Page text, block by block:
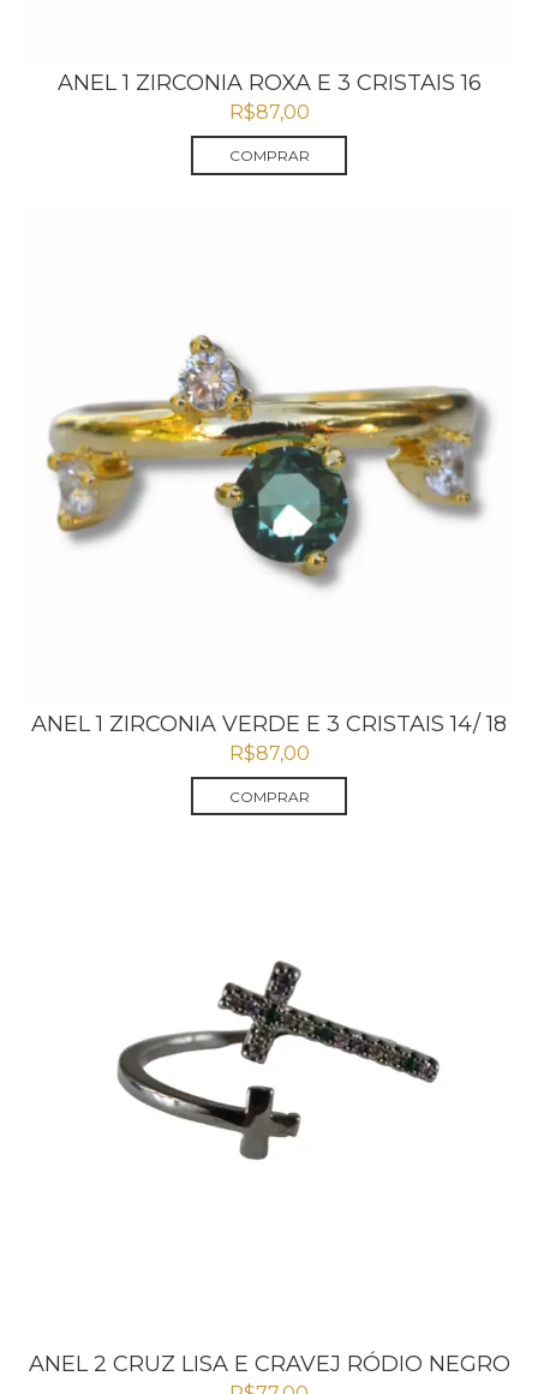
ANEL 1 ZIRCONIA ROXA E 3 CRISTAIS 16
R$87,00
COMPRAR
ANEL 1 ZIRCONIA VERDE E 3 CRISTAIS 14/ 18
R$87,00
COMPRAR
ANEL 2 CRUZ LISA E CRAVEJ RÓDIO NEGRO